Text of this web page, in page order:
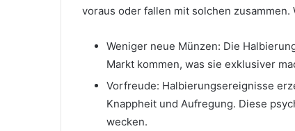
voraus oder fallen mit solchen zusammen.
Weniger neue Münzen: Die
Markt kommen, was sie exklusiver
Vorfreude: Halbierungsereignisse
Knappheit und Aufregung. Diese
wecken.